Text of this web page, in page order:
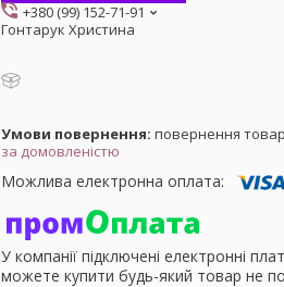
+380 (99) 152-71-91
Гонтарук Христина
повернення
за домовленістю
У компанії підключені електронні
можете купити будь-який товар не